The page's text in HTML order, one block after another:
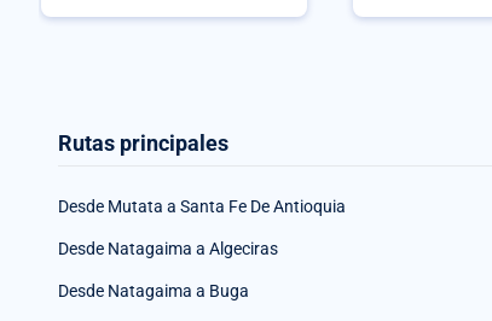
Rutas principales
Desde Mutata a Santa Fe De Antioquia
Desde Natagaima a Algeciras
Desde Natagaima a Buga